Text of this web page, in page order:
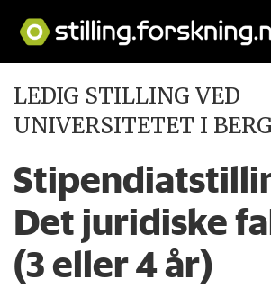
LEDIG STILLING VED
UNIVERSITETET I
Det juridiske
(3 eller 4 år)